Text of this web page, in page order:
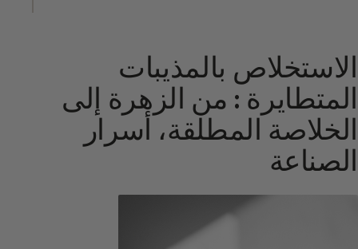
الاستخلاص بالمذيبات
المتطايرة : من الزهرة إلى
الخلاصة المطلقة، أسرار
الصناعة